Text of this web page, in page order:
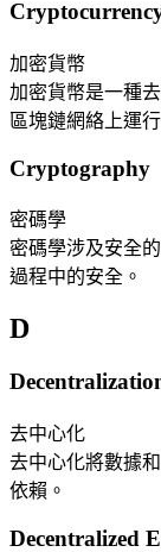
加密貨幣
加密貨幣是一種
區塊鏈網絡上運行
Cryptography
密碼學
密碼學涉及安全
過程中的安全。
D
去中心化
去中心化將數據
依賴。
Decentralized